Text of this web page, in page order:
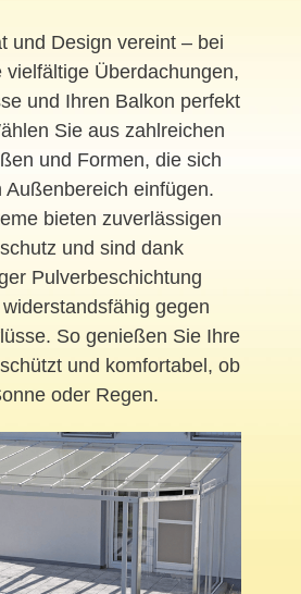
und Design vereint – bei
vielfältige Überdachungen,
und Ihren Balkon perfekt
Sie aus zahlreichen
und Formen, die sich
Außenbereich einfügen.
bieten zuverlässigen
und sind dank
Pulverbeschichtung
gegen
So genießen Sie Ihre
und komfortabel, ob
oder Regen.